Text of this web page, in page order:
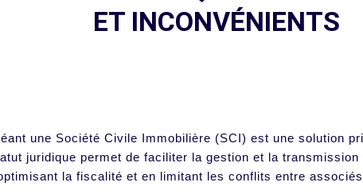
ET INCONVÉNIENTS
une Société Civile Immobilière (SCI) est une solution
juridique permet de faciliter la gestion et la transmission
la fiscalité et en limitant les conflits entre